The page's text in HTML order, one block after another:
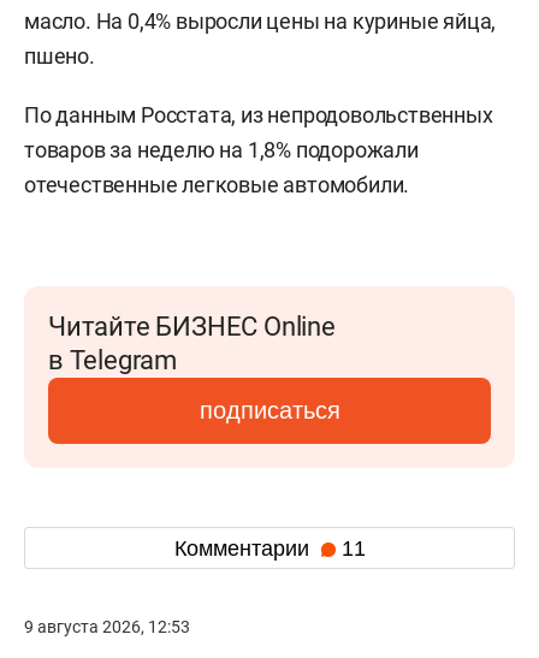
масло. На 0,4% выросли цены на куриные яйца,
пшено.
По данным Росстата, из непродовольственных
товаров за неделю на 1,8% подорожали
отечественные легковые автомобили.
Читайте БИЗНЕС Online
в Telegram
подписаться
Комментарии 11
9 августа 2026, 12:53